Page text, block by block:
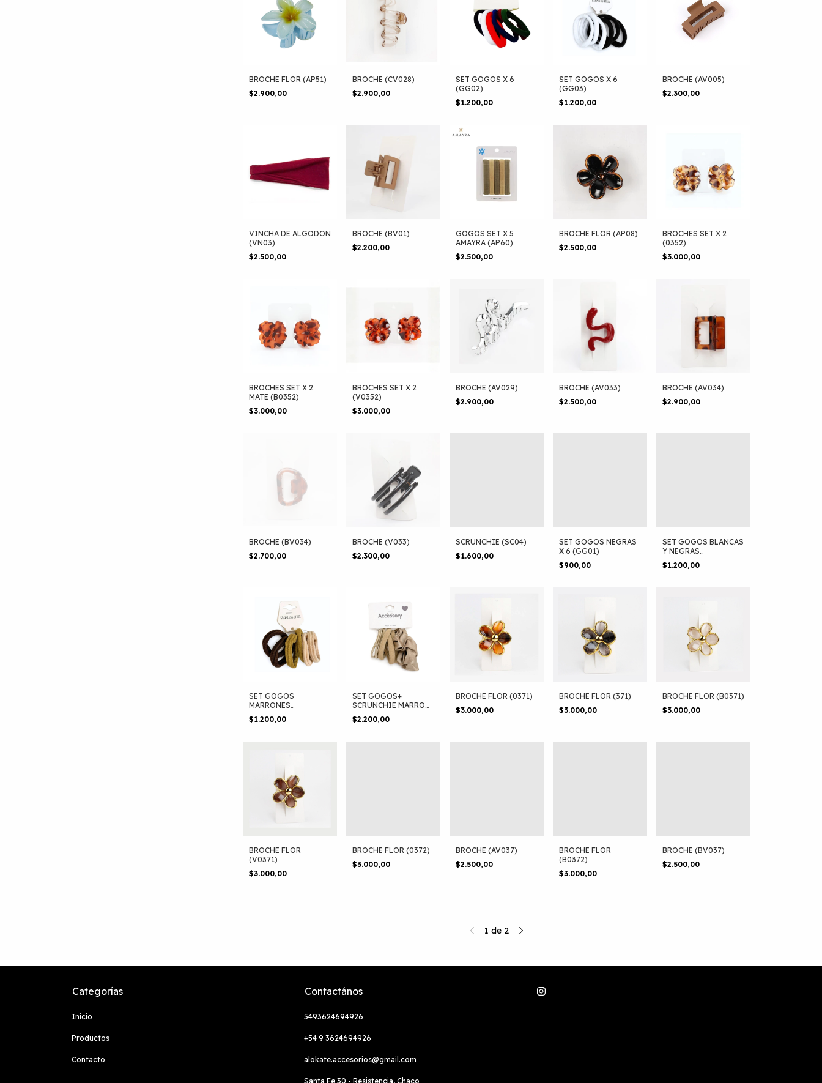
BROCHE FLOR (AP51)
$2.900,00
BROCHE (CV028)
$2.900,00
SET GOGOS X 6
(GG02)
$1.200,00
SET GOGOS X 6
(GG03)
$1.200,00
BROCHE (AV005)
$2.300,00
VINCHA DE ALGODON
(VN03)
$2.500,00
BROCHE (BV01)
$2.200,00
GOGOS SET X 5
AMAYRA (AP60)
$2.500,00
BROCHE FLOR (AP08)
$2.500,00
BROCHES SET X 2
(0352)
$3.000,00
BROCHES SET X 2
MATE (B0352)
$3.000,00
BROCHES SET X 2
(V0352)
$3.000,00
BROCHE (AV029)
$2.900,00
BROCHE (AV033)
$2.500,00
BROCHE (AV034)
$2.900,00
BROCHE (BV034)
$2.700,00
BROCHE (V033)
$2.300,00
SCRUNCHIE (SC04)
$1.600,00
SET GOGOS NEGRAS
X 6 (GG01)
$900,00
SET GOGOS BLANCAS
Y NEGRAS
ACANALDAS X6
(GG06)
$1.200,00
SET GOGOS
MARRONES
ACANALADAS X6
(GG07)
$1.200,00
SET GOGOS+
SCRUNCHIE MARRON
(GG11)
$2.200,00
BROCHE FLOR (0371)
$3.000,00
BROCHE FLOR (371)
$3.000,00
BROCHE FLOR (B0371)
$3.000,00
BROCHE FLOR
(V0371)
$3.000,00
BROCHE FLOR (0372)
$3.000,00
BROCHE (AV037)
$2.500,00
BROCHE FLOR
(B0372)
$3.000,00
BROCHE (BV037)
$2.500,00
1 de 2
Categorías
Inicio
Productos
Contacto
Contactános
5493624694926
+54 9 3624694926
alokate.accesorios@gmail.com
Santa Fe 30 - Resistencia, Chaco